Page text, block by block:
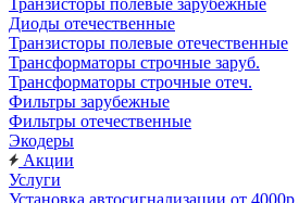
Транзисторы полевые зарубежные
Диоды отечественные
Транзисторы полевые отечественные
Трансформаторы строчные заруб.
Трансформаторы строчные отеч.
Фильтры зарубежные
Фильтры отечественные
Экодеры
Акции
Услуги
Установка автосигнализации от 4000р.